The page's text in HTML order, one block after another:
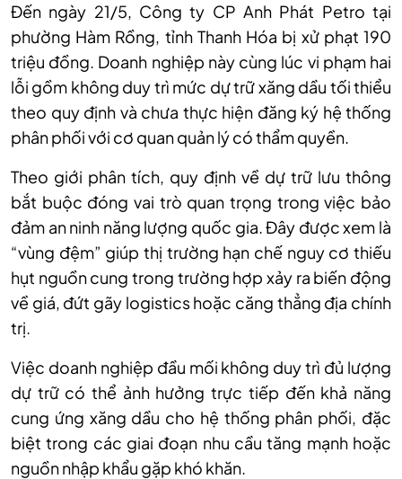
Đến ngày 21/5, Công ty CP Anh Phát Petro tại
phường Hàm Rồng, tỉnh Thanh Hóa bị xử phạt 190
triệu đồng. Doanh nghiệp này cùng lúc vi phạm hai
lỗi gồm không duy trì mức dự trữ xăng dầu tối thiểu
theo quy định và chưa thực hiện đăng ký hệ thống
phân phối với cơ quan quản lý có thẩm quyền.
Theo giới phân tích, quy định về dự trữ lưu thông
bắt buộc đóng vai trò quan trọng trong việc bảo
đảm an ninh năng lượng quốc gia. Đây được xem là
“vùng đệm” giúp thị trường hạn chế nguy cơ thiếu
hụt nguồn cung trong trường hợp xảy ra biến động
về giá, đứt gãy logistics hoặc căng thẳng địa chính
trị.
Việc doanh nghiệp đầu mối không duy trì đủ lượng
dự trữ có thể ảnh hưởng trực tiếp đến khả năng
cung ứng xăng dầu cho hệ thống phân phối, đặc
biệt trong các giai đoạn nhu cầu tăng mạnh hoặc
nguồn nhập khẩu gặp khó khăn.